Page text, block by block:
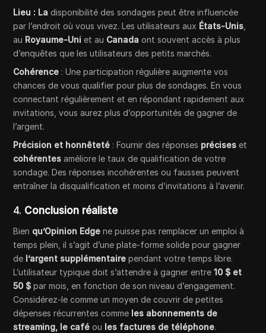
Lieu : La disponibilité des sondages peut être influencée
par l’endroit où vous vivez. Les utilisateurs aux États-Unis
au Royaume-Uni et au Canada ont souvent accès à plus
d’enquêtes que les utilisateurs des petits marchés.
Cohérence : Une participation régulière augmente vos
chances de vous qualifier pour plus de sondages. En vous
connectant régulièrement et en répondant rapidement aux
invitations, vous aurez plus d’opportunités de gagner de
l’argent.
Précision et honnêteté : Fournir des réponses précises et
cohérentes améliore le taux de qualification de votre
sondage. Des réponses incohérentes ou fausses peuvent
entraîner la disqualification et moins d’invitations à l’avenir.
4. Conclusion réaliste
Bien qu’Opinion Edge ne puisse pas remplacer un emploi à
temps plein, il s’agit d’une plate-forme solide pour gagner
de l’argent supplémentaire pendant votre temps libre.
L’utilisateur typique doit s’attendre à gagner entre10 $ et
50 $ par mois, en fonction de son niveau d’engagement.
Considérez-le comme un moyen de couvrir de petites
dépenses récurrentes comme les abonnements de
streaming, le café ou les factures de téléphone.